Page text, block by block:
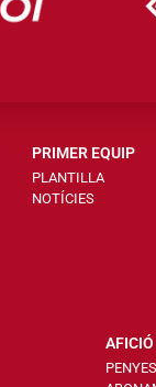
PRIMER EQUIP
PLANTILLA
NOTÍCIES
AFICIÓ